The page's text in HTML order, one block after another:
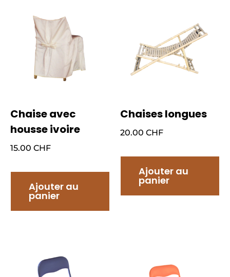
Chaise avec
housse ivoire
15.00 CHF
Ajouter au
panier
Chaises longues
20.00 CHF
Ajouter au
panier